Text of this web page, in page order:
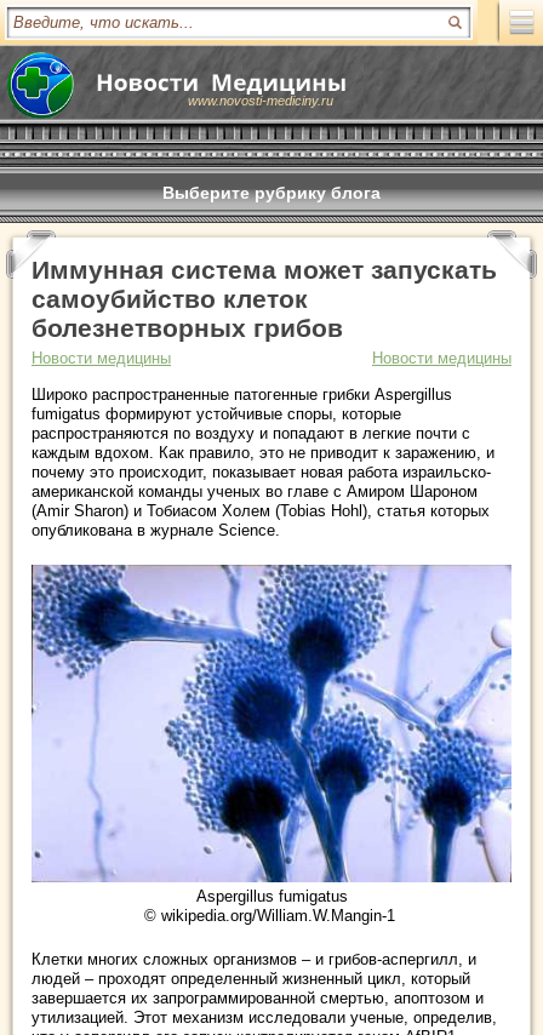
www.novosti-mediciny.ru
Выберите рубрику блога
Иммунная система может запускать
самоубийство клеток
болезнетворных грибов
Новости медицины
Новости медицины
Широко распространенные патогенные грибки Aspergillus
fumigatus формируют устойчивые споры, которые
распространяются по воздуху и попадают в легкие почти с
каждым вдохом. Как правило, это не приводит к заражению, и
почему это происходит, показывает новая работа израильско-
американской команды ученых во главе с Амиром Шароном
(Amir Sharon) и Тобиасом Холем (Tobias Hohl), статья которых
опубликована в журнале Science.
Aspergillus fumigatus
© wikipedia.org/William.W.Mangin-1
Клетки многих сложных организмов – и грибов-аспергилл, и
людей – проходят определенный жизненный цикл, который
завершается их запрограммированной смертью, апоптозом и
утилизацией. Этот механизм исследовали ученые, определив,